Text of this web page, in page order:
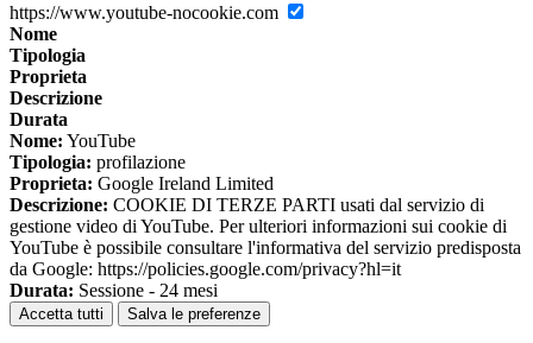
https://www.youtube-nocookie.com
Nome
Tipologia
Proprieta
Descrizione
Durata
Nome: YouTube
Tipologia: profilazione
Proprieta: Google Ireland Limited
Descrizione: COOKIE DI TERZE PARTI usati dal servizio di
gestione video di YouTube. Per ulteriori informazioni sui cookie di
YouTube è possibile consultare l'informativa del servizio predisposta
da Google: https://policies.google.com/privacy?hl=it
Durata: Sessione - 24 mesi
Accetta tutti Salva le preferenze